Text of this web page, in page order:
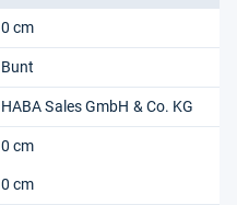
0 cm
Bunt
HABA Sales GmbH & Co. KG
0 cm
0 cm